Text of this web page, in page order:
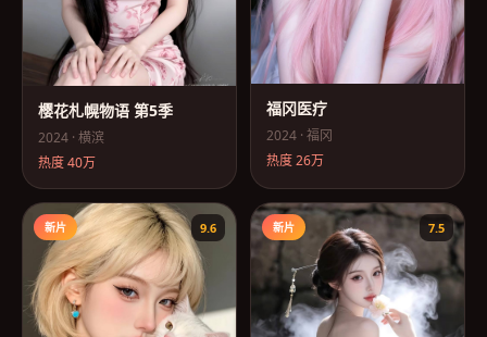
樱花札幌物语 第5季
2024 · 横滨
热度40万
福冈医疗
2024 · 福冈
热度26万
新片 9.6 新片 7.5